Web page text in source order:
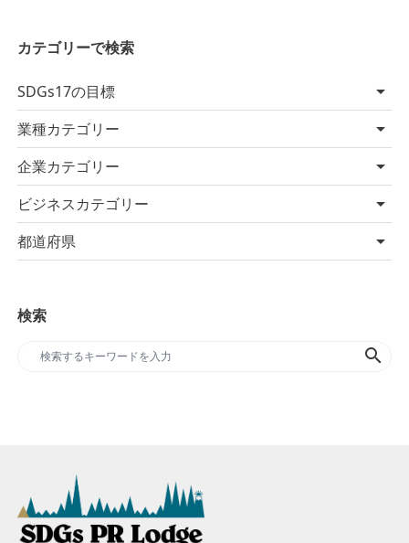
カテゴリーで検索
SDGs17の目標
業種カテゴリー
企業カテゴリー
ビジネスカテゴリー
都道府県
検索
search